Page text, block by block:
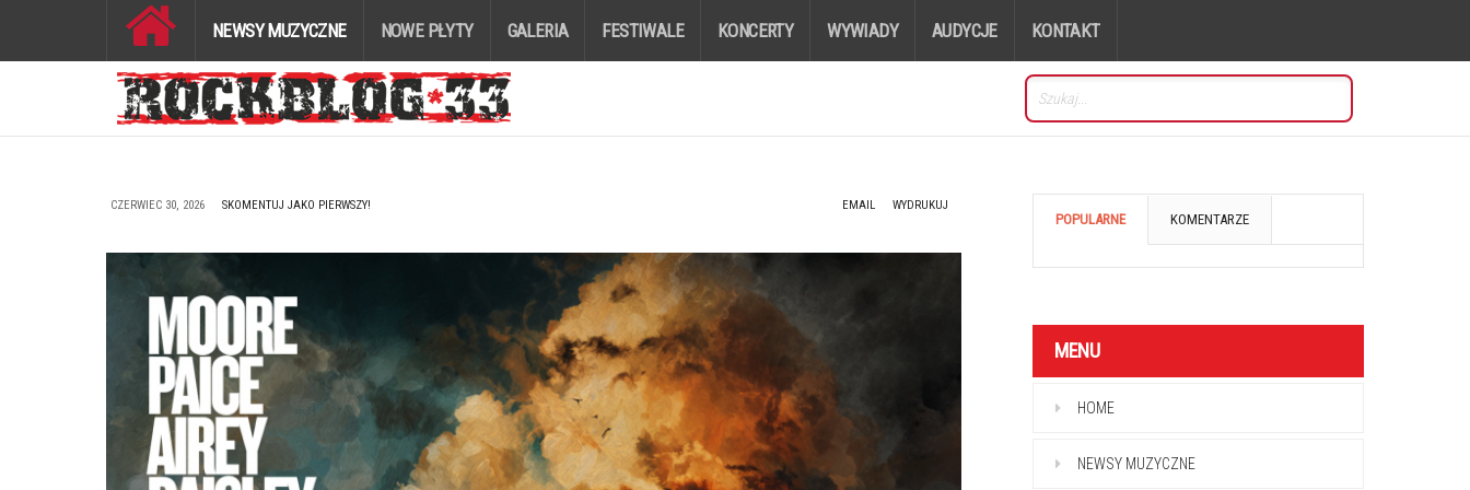
NEWSY MUZYCZNE NOWE PŁYTY GALERIA FESTIWALE KONCERTY WYWIADY AUDYCJE KONTAKT
CZERWIEC 30, 2026 WYDRUKUJ
EMAIL
SKOMENTUJ JAKO PIERWSZY!
POPULARNE KOMENTARZE
MENU
HOME
NEWSY MUZYCZNE